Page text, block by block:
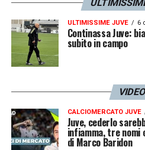
ULTIMISSIME JUVE 6
Continassa Juve:
subito in campo
CALCIOMERCATO JUVE
Juve, cederlo
infiamma, tre nomi
di Marco Baridon